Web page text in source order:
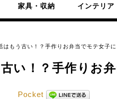
家具・収納 インテリア
はもう古い！？手作りお弁当でモテ女子に
い！？手作りお
Pocket